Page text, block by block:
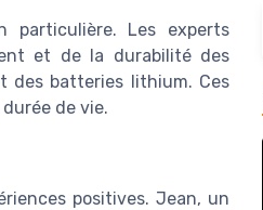
particulière. Les experts
et de la durabilité des
des batteries lithium. Ces
de vie.
positives. Jean, un